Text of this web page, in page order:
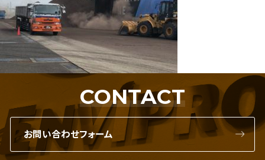
CONTACT
お問い合わせフォーム